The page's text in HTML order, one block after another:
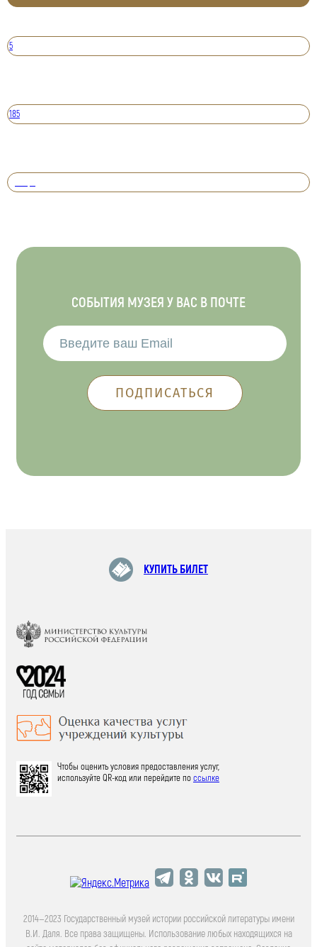
5
185
СОБЫТИЯ МУЗЕЯ У ВАС В ПОЧТЕ
КУПИТЬ БИЛЕТ
Чтобы оценить условия предоставления услуг,
используйте QR-код или перейдите поссылке
2014—2023 Государственный музей истории российской литературы имени
В.И. Даля. Все права защищены. Использование любых находящихся на